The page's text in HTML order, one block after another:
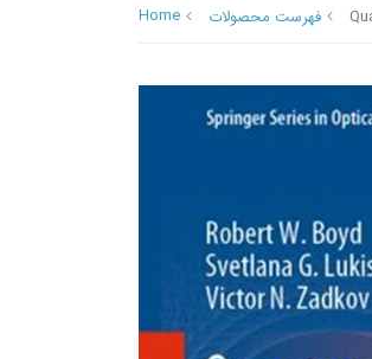
Home فهرست محصولات